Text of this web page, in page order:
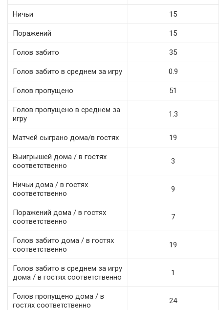
Ничьи 15
Поражений 15
Голов забито 35
Голов забито в среднем за игру 0.9
Голов пропущено 51
Голов пропущено в среднем за
игру
1.3
Матчей сыграно дома/в гостях 19
Выигрышей дома / в гостях
соответственно
3
Ничьи дома / в гостях
соответственно
9
Поражений дома / в гостях
соответственно
7
Голов забито дома / в гостях
соответственно
19
Голов забито в среднем за игру
дома / в гостях соответственно
1
Голов пропущено дома / в
гостях соответственно
24